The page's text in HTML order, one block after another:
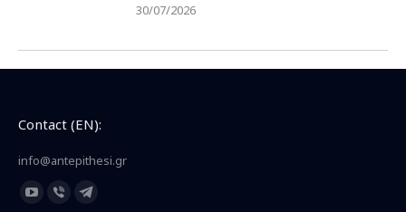
30/07/2026
Contact (EN):
info@antepithesi.gr
Find us on:
YouTubeViberTelegram